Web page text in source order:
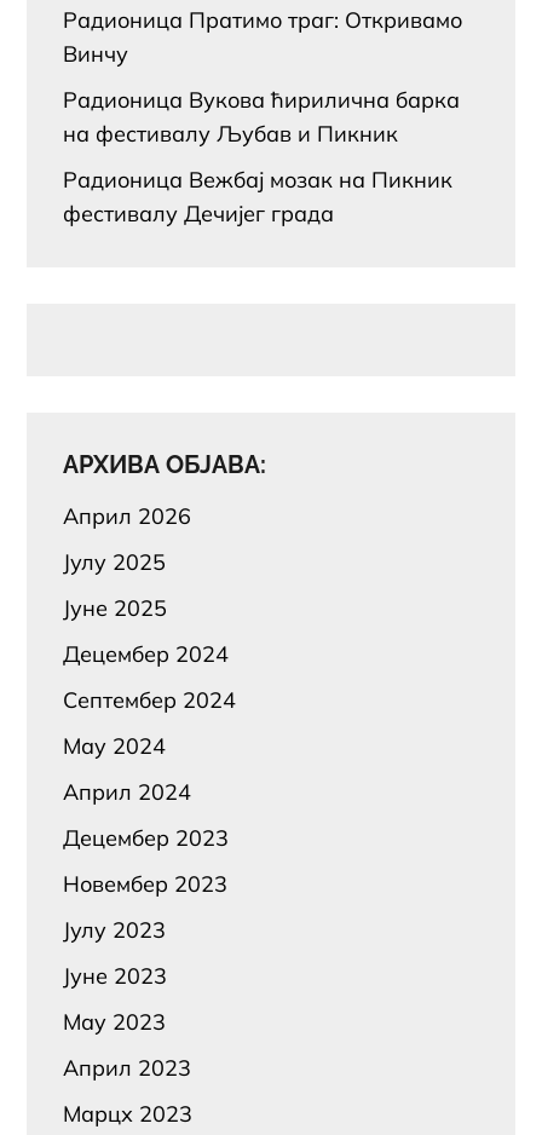
Радионица Пратимо траг: Откривамо
Винчу
Радионица Вукова ћирилична барка
на фестивалу Љубав и Пикник
Радионица Вежбај мозак на Пикник
фестивалу Дечијег града
АРХИВА ОБЈАВА:
Април 2026
Јулy 2025
Јуне 2025
Децембер 2024
Септембер 2024
Маy 2024
Април 2024
Децембер 2023
Новембер 2023
Јулy 2023
Јуне 2023
Маy 2023
Април 2023
Марцх 2023